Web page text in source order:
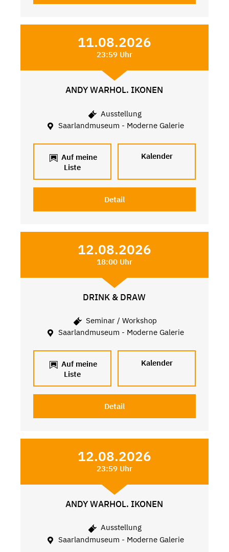
11.08.2026
23:59 Uhr
ANDY WARHOL. IKONEN
Ausstellung
Saarlandmuseum - Moderne Galerie
Auf meine
Liste
Kalender
Detail
12.08.2026
18:00 Uhr
DRINK & DRAW
Seminar / Workshop
Saarlandmuseum - Moderne Galerie
Auf meine
Liste
Kalender
Detail
12.08.2026
23:59 Uhr
ANDY WARHOL. IKONEN
Ausstellung
Saarlandmuseum - Moderne Galerie